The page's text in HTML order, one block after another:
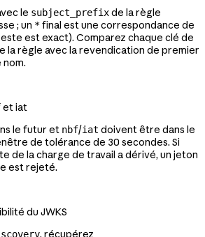
le subject_prefixde la règle
; un *final est une correspondance de
est exact). Comparez chaque clé de
la règle avec la revendication de premier
nom.
et iat
le futur et nbf/iat doivent être dans le
de tolérance de 30 secondes. Si
de la charge de travail a dérivé, un jeton
est rejeté.
du JWKS
, récupérez